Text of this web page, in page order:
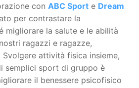
con ABC Sport e Dream
per contrastare la
migliorare la salute e le abilità
ragazzi e ragazze,
attività fisica insieme,
semplici sport di gruppo è
il benessere psicofisico